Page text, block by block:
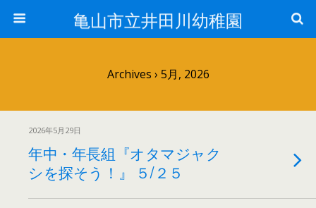
亀山市立井田川幼稚園
Archives › 5月, 2026
2026年5月29日
年中・年長組『オタマジャク
シを探そう！』 ５/２５